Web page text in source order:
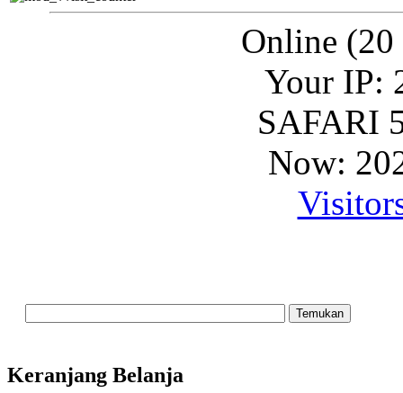
Online (20
Your IP:
SAFARI
Now:
Keranjang Belanja